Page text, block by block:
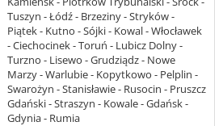
Tuszyn - Łódź - Brzeziny - Stryków -
Piątek - Kutno - Sójki - Kowal - Włocławek
- Ciechocinek - Toruń - Lubicz Dolny -
Turzno - Lisewo - Grudziądz - Nowe
Marzy - Warlubie - Kopytkowo - Pelplin -
Swarożyn - Stanisławie - Rusocin - Pruszcz
Gdański - Straszyn - Kowale - Gdańsk -
Gdynia - Rumia